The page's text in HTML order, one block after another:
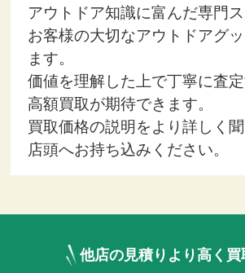
アウトドア知識に富んだ専門ス
お客様の大切なアウトドアグ
ます。
価値を理解した上で丁寧に査定
高額買取が期待できます。
買取価格の説明をより詳しく
店頭へお持ち込みください。
他店の見積りより高く